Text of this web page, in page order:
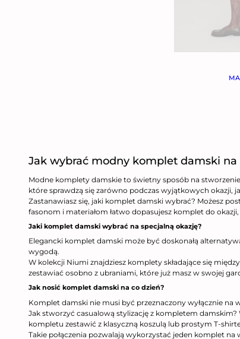
Jak wybrać modny komplet damski na
Modne komplety damskie to świetny sposób na
które sprawdzą się zarówno podczas wyjątkowych okazji,
Zastanawiasz się, jaki komplet damski wybrać? Możesz
fasonom i materiałom łatwo dopasujesz komplet do
Jaki komplet damski wybrać na specjalną okazję?
Elegancki komplet damski może być doskonałą
wygodą.
W kolekcji Niumi znajdziesz komplety składające się
zestawiać osobno z ubraniami, które już masz w swojej
Jak nosić komplet damski na co dzień?
Komplet damski nie musi być przeznaczony wyłącznie
Jak stworzyć casualową stylizację z kompletem
kompletu zestawić z klasyczną koszulą lub prostym T-
Takie połączenia pozwalają wykorzystać jeden komplet